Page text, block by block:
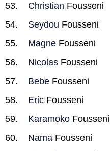
Christian Fousseni
Seydou Fousseni
Magne Fousseni
Nicolas Fousseni
Bebe Fousseni
Eric Fousseni
Karamoko Fousseni
Nama Fousseni